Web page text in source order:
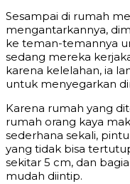
Sesampai di rumah
mengantarkannya,
ke teman-temannya
sedang mereka
karena kelelahan, ia
untuk menyegarkan
Karena rumah yang
rumah orang kaya
sederhana sekali,
yang tidak bisa
sekitar 5 cm, dan
mudah diintip.